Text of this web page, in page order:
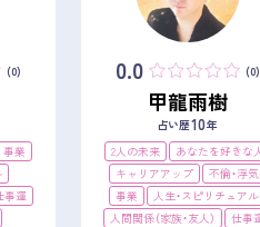
(0)
事業
事運
0.0 (0)
甲龍雨樹
占い歴10年
2人の未来
あなたを好きな人
キャリアアップ
不倫・浮気
事業
人生・スピリチュアル
人間関係（家族・友人）
仕事